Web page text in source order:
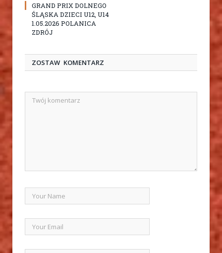
GRAND PRIX DOLNEGO
ŚLĄSKA DZIECI U12, U14
1.05.2026 POLANICA
ZDRÓJ
ZOSTAW KOMENTARZ